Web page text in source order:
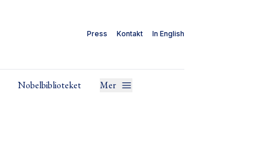
Press Kontakt In English
Nobelbiblioteket Mer